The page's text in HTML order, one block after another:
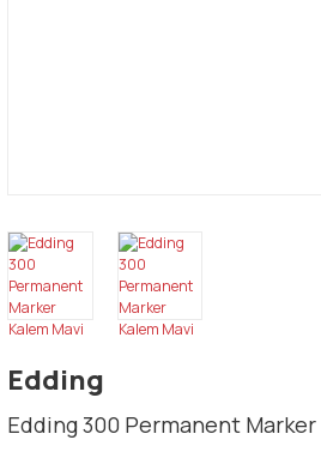
Edding
Edding 300 Permanent Marker